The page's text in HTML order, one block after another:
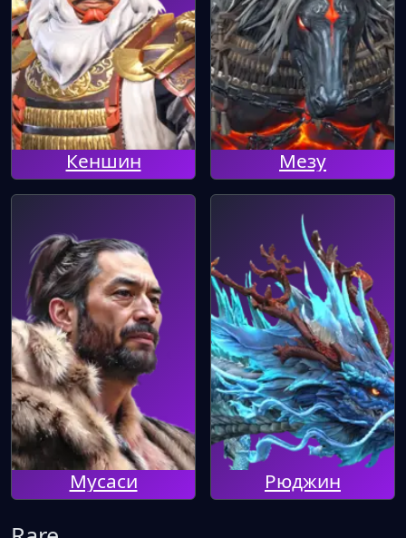
Кеншин Мезу
Мусаси Рюджин